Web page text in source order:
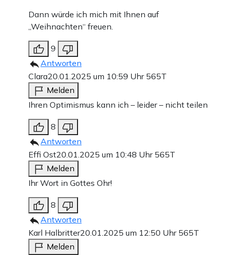
Dann würde ich mich mit Ihnen auf
„Weihnachten“ freuen.
9
Antworten
Clara20.01.2025 um 10:59 Uhr 565T
Melden
Ihren Optimismus kann ich – leider – nicht teilen
8
Antworten
Effi Ost20.01.2025 um 10:48 Uhr 565T
Melden
Ihr Wort in Gottes Ohr!
8
Antworten
Karl Halbritter20.01.2025 um 12:50 Uhr 565T
Melden